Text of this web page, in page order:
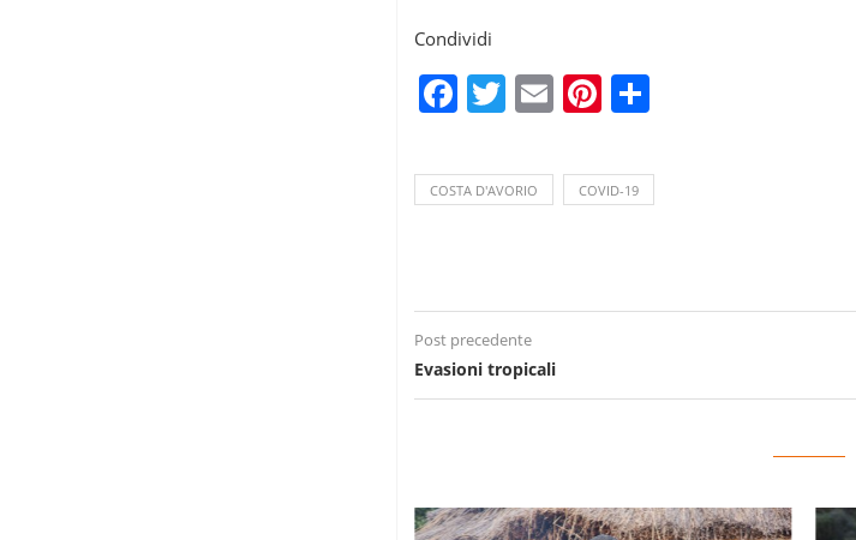
Condividi
Facebook
Twitter
EmailPinterest
COSTA D'AVORIO COVID-19
Post precedente
Evasioni tropicali